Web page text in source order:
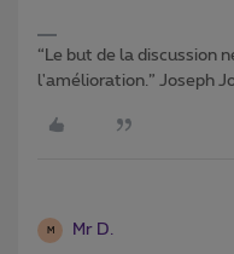
“Le but de la discussion
l'amélioration.” Joseph
M Mr D.